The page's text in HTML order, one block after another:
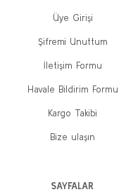
Üye Girişi
Şifremi Unuttum
İletişim Formu
Havale Bildirim Formu
Kargo Takibi
Bize ulaşın
SAYFALAR